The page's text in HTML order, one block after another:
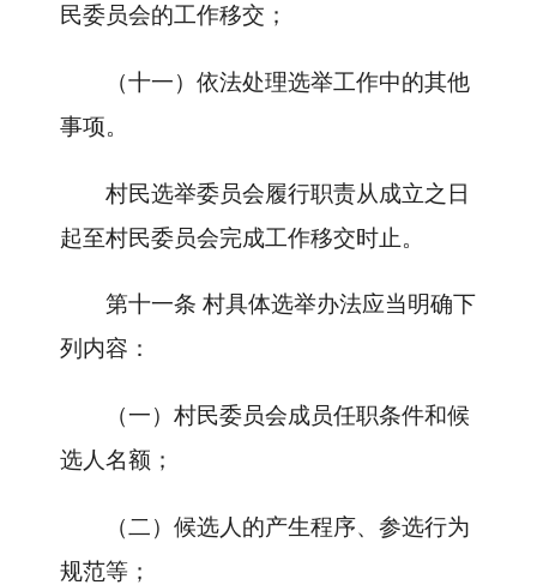
民委员会的工作移交；
（十一）依法处理选举工作中的其他
事项。
村民选举委员会履行职责从成立之日
起至村民委员会完成工作移交时止。
第十一条 村具体选举办法应当明确下
列内容：
（一）村民委员会成员任职条件和候
选人名额；
（二）候选人的产生程序、参选行为
规范等；